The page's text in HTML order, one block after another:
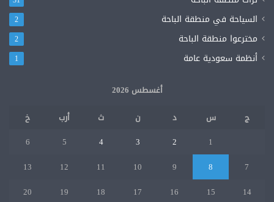
السياحة في منطقة الباحة 2
مخترعوا منطقة الباحة 2
أنظمة سعودية عامة 1
أغسطس 2026
ج
س د ن ث أرب
خ
1
2
3
4
5
6
7
8
9
10
11
12
13
14
15
16
17
18
19
20